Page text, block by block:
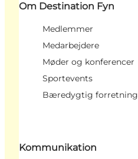
Om Destination Fyn
Medlemmer
Medarbejdere
Møder og konferencer
Sportevents
Bæredygtig
Kommunikation